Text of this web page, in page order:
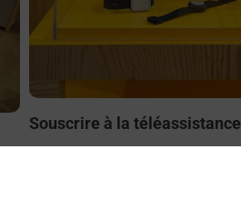
Souscrire à la téléassistance